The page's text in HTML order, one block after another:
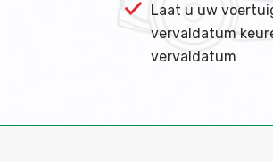
Laat u uw
vervaldatum
vervaldatum